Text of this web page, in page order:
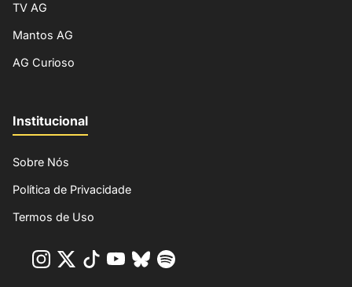
TV AG
Mantos AG
AG Curioso
Institucional
Sobre Nós
Política de Privacidade
Termos de Uso